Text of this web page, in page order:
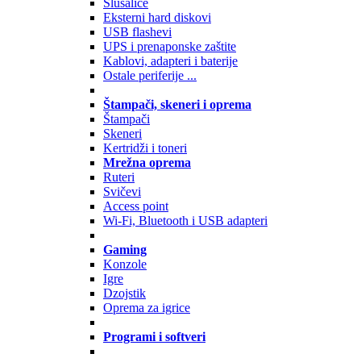
Slušalice
Eksterni hard diskovi
USB flashevi
UPS i prenaponske zaštite
Kablovi, adapteri i baterije
Ostale periferije ...
Štampači, skeneri i oprema
Štampači
Skeneri
Kertridži i toneri
Mrežna oprema
Ruteri
Svičevi
Access point
Wi-Fi, Bluetooth i USB adapteri
Gaming
Konzole
Igre
Dzojstik
Oprema za igrice
Programi i softveri